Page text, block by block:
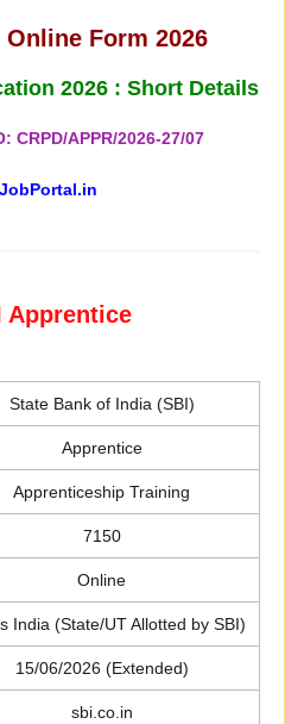
Form 2026
2026 : Short Details
CRPD/APPR/2026-27/07
Apprentice
State Bank of India (SBI)
Apprentice
Apprenticeship Training
7150
Online
India (State/UT Allotted by SBI)
15/06/2026 (Extended)
sbi.co.in